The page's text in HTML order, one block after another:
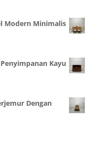
Modern Minimalis
Kayu
Dengan